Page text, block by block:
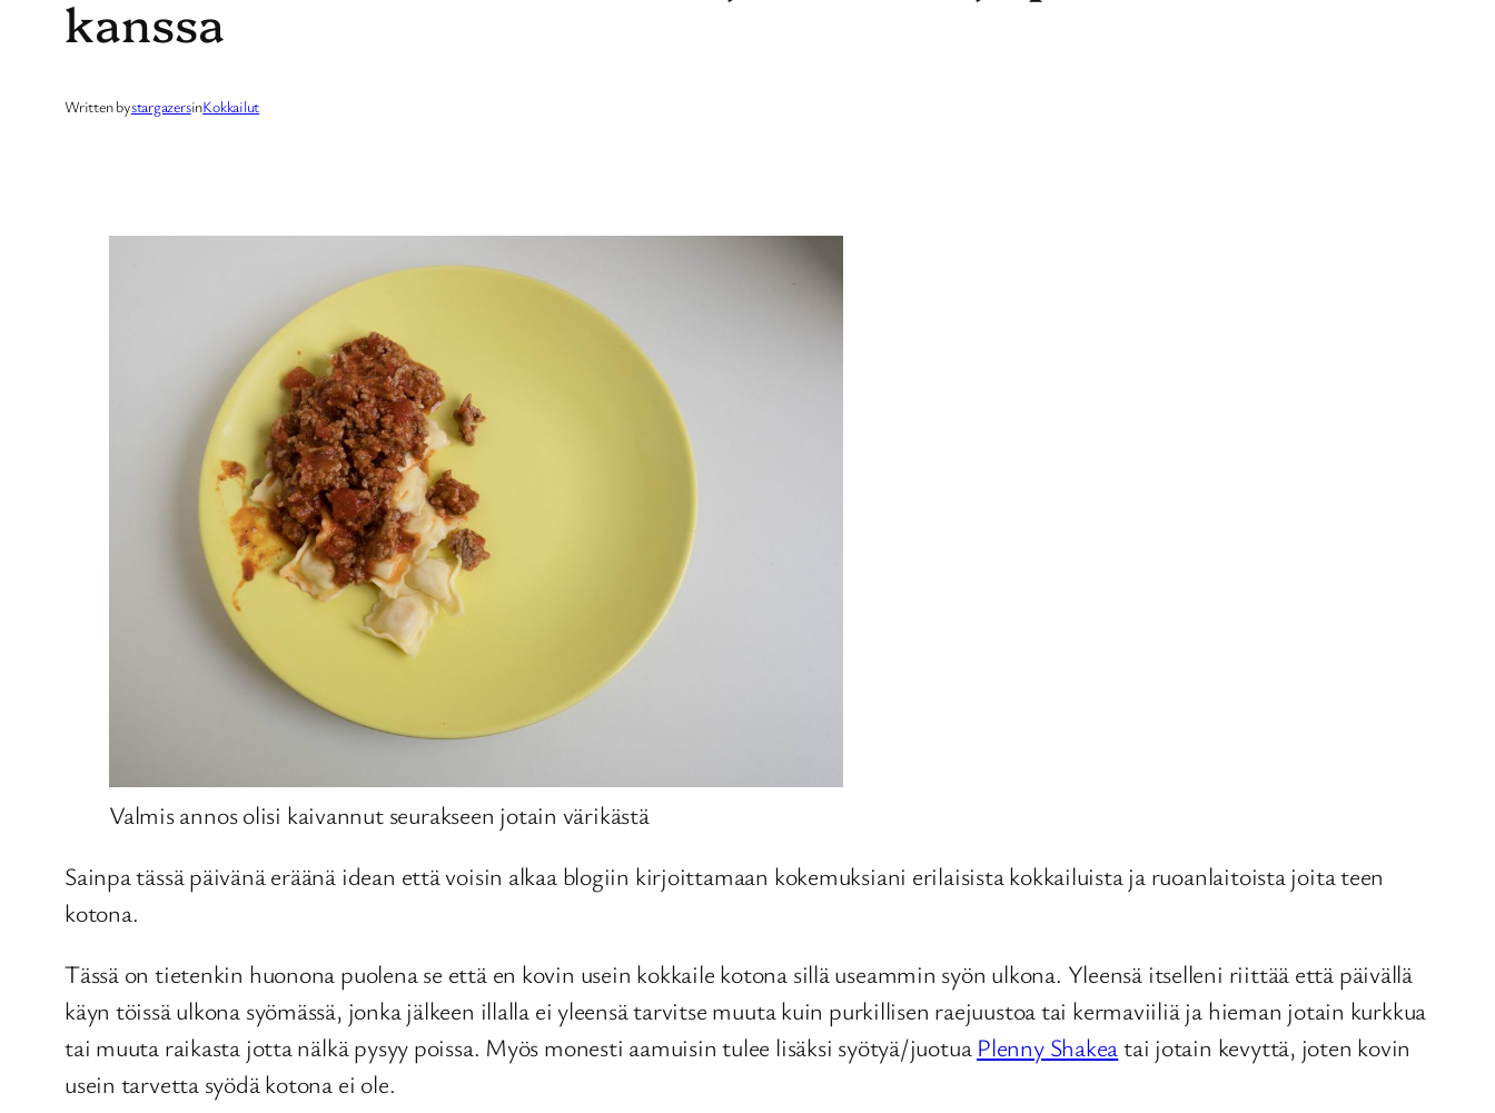
kanssa
Written bystargazersinKokkailut
Valmis annos olisi kaivannut seurakseen jotain värikästä
Sainpa tässä päivänä eräänä idean että voisin alkaa blogiin kirjoittamaan kokemuksiani erilaisista kokkailuista ja ruoanlaitoista joita teen
kotona.
Tässä on tietenkin huonona puolena se että en kovin usein kokkaile kotona sillä useammin syön ulkona. Yleensä itselleni riittää että päivällä
käyn töissä ulkona syömässä, jonka jälkeen illalla ei yleensä tarvitse muuta kuin purkillisen raejuustoa tai kermaviiliä ja hieman jotain kurkkua
tai muuta raikasta jotta nälkä pysyy poissa. Myös monesti aamuisin tulee lisäksi syötyä/juotua Plenny Shakeatai jotain kevyttä, joten kovin
usein tarvetta syödä kotona ei ole.